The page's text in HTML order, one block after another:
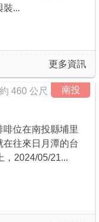
裝...
更多資訊
南投
約 460 公尺
啡位在南投縣埔里
在往來日月潭的台
，2024/05/21...